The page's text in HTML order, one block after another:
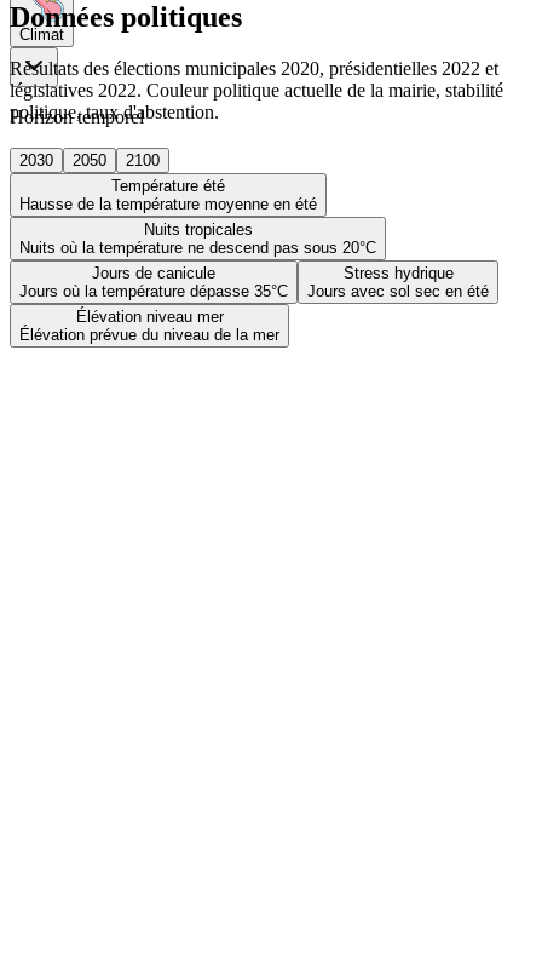
Climat
Horizon temporel
2030 2050
2100
Température été
Hausse de la température moyenne en été
Nuits tropicales
Nuits où la température ne descend pas sous 20°C
Jours de canicule
Jours où la température dépasse 35°C
Stress hydrique
Jours avec sol sec en été
Élévation niveau mer
Élévation prévue du niveau de la mer
Données politiques
Résultats des élections municipales 2020, présidentielles 2022 et
législatives 2022. Couleur politique actuelle de la mairie, stabilité
politique, taux d'abstention.